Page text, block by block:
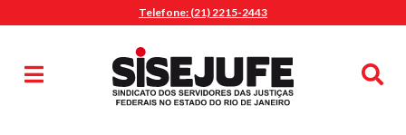
Telefone: (21) 2215-2443
MENU
Sindicalize-se